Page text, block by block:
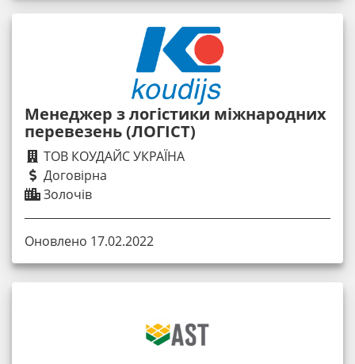
Менеджер з логістики міжнародних
перевезень (ЛОГІСТ)
ТОВ КОУДАЙС УКРАЇНА
Договірна
Золочів
Оновлено 17.02.2022